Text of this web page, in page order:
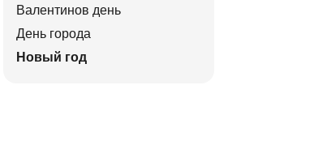
Валентинов день
День города
Новый год